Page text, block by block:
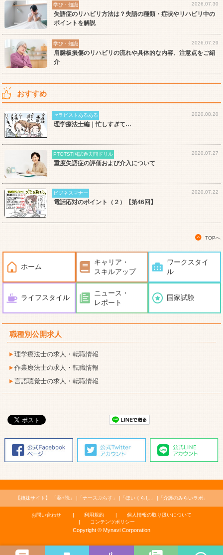
学び・知識 2026.07.30
失語症のリハビリ方法は？失語の種類・症状やリハビリ中の
ポイントを解説
学び・知識 2026.07.29
肩腱板損傷のリハビリの流れや具体的な内容、注意点をご紹
介
おすすめ
セラピストあるある 2020.08.20
理学療法士編｜忙しすぎて…
PTOTST国試過去問ドリル 2020.07.27
重度失語症の評価および介入について
ビジネスマナー 2020.07.22
電話応対のポイント（２）【第46回】
TOPへ
ホーム
キャリア・
スキルアップ
ワークスタイ
ル
ライフスタイル
ニュース・
レポート
国家試験
職種別公開求人
理学療法士の求人・転職情報
作業療法士の求人・転職情報
言語聴覚士の求人・転職情報
【姉妹サイト】 「薬+読」 「ナースぷらす」 「ほいくらし」 「介護のみらいラボ」
お問い合わせ 利用規約
個人情報の取り扱いについて
コンテンツポリシー
Copyright © Mynavi Corporation